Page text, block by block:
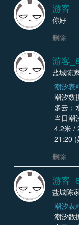
游客
你好
删除
游客
盐城陈
潮汐表
潮汐数
多云；
当日潮
4.2米 /
21:20 (
删除
游客
盐城陈
潮汐表
潮汐数